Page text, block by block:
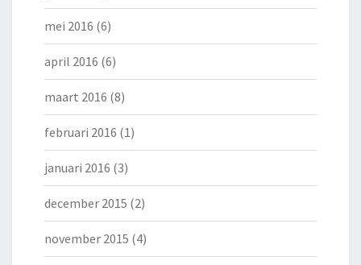
mei 2016 (6)
april 2016 (6)
maart 2016 (8)
februari 2016 (1)
januari 2016 (3)
december 2015 (2)
november 2015 (4)